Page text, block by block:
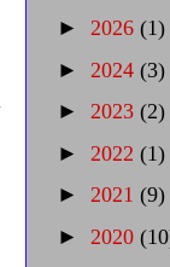
► 2026 (1)
► 2024 (3)
► 2023 (2)
► 2022 (1)
► 2021 (9)
► 2020